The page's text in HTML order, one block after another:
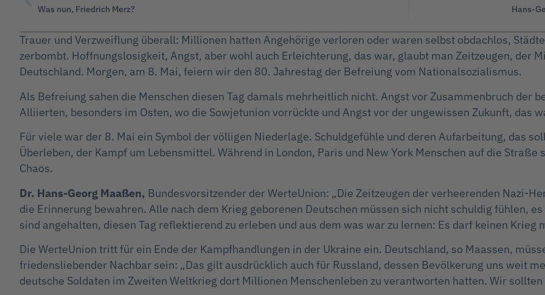
Was nun, Friedrich Merz?
Hans-
Trauer und Verzweiflung überall: Millionen hatten Angehörige verloren oder waren selbst obdachlos,
zerbombt. Hoffnungslosigkeit, Angst, aber wohl auch Erleichterung, das war, glaubt man Zeitzeugen, der
Deutschland. Morgen, am 8. Mai, feiern wir den 80. Jahrestag der Befreiung vom Nationalsozialismus.
Als Befreiung sahen die Menschen diesen Tag damals mehrheitlich nicht. Angst vor Zusammenbruch der
Alliierten, besonders im Osten, wo die Sowjetunion vorrückte und Angst vor der ungewissen Zukunft, das
Für viele war der 8. Mai ein Symbol der völligen Niederlage. Schuldgefühle und deren Aufarbeitung, das
Überleben, der Kampf um Lebensmittel. Während in London, Paris und New York Menschen auf die
Chaos.
Dr. Hans-Georg Maaßen, Bundesvorsitzender der WerteUnion: „Die Zeitzeugen der verheerenden Nazi-
die Erinnerung bewahren. Alle nach dem Krieg geborenen Deutschen müssen sich nicht schuldig fühlen,
sind angehalten, diesen Tag reflektierend zu erleben und aus dem was war zu lernen: Es darf keinen Krieg
Die WerteUnion tritt für ein Ende der Kampfhandlungen in der Ukraine ein. Deutschland, so Maassen,
friedensliebender Nachbar sein: „Das gilt ausdrücklich auch für Russland, dessen Bevölkerung uns weit
deutsche Soldaten im Zweiten Weltkrieg dort Millionen Menschenleben zu verantworten hatten. Wir